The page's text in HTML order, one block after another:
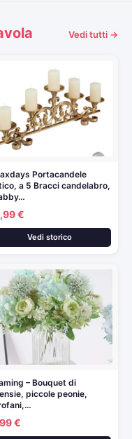
Vedi tutti →
Portacandele
a 5 Bracci candelabro,
€
Vedi storico
– Bouquet di
piccole peonie,
€